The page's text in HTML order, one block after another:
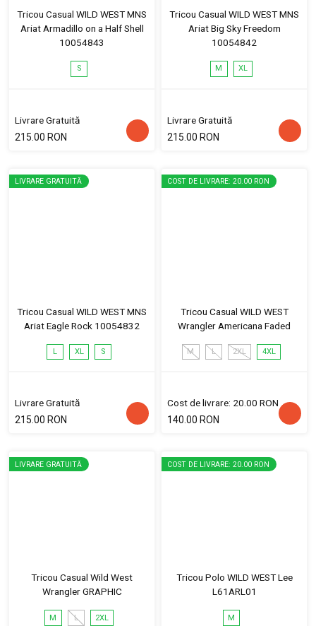
Tricou Casual WILD WEST MNS
Ariat Armadillo on a Half Shell
10054843
S
Livrare Gratuită
215.00 RON
Tricou Casual WILD WEST MNS
Ariat Big Sky Freedom
10054842
M XL
Livrare Gratuită
215.00 RON
LIVRARE GRATUITĂ
Tricou Casual WILD WEST MNS
Ariat Eagle Rock 10054832
L XL S
Livrare Gratuită
215.00 RON
COST DE LIVRARE: 20.00 RON
Tricou Casual WILD WEST
Wrangler Americana Faded
M L 2XL 4XL
Cost de livrare: 20.00 RON
140.00 RON
LIVRARE GRATUITĂ
Tricou Casual Wild West
Wrangler GRAPHIC
M L 2XL
COST DE LIVRARE: 20.00 RON
Tricou Polo WILD WEST Lee
L61ARL01
M